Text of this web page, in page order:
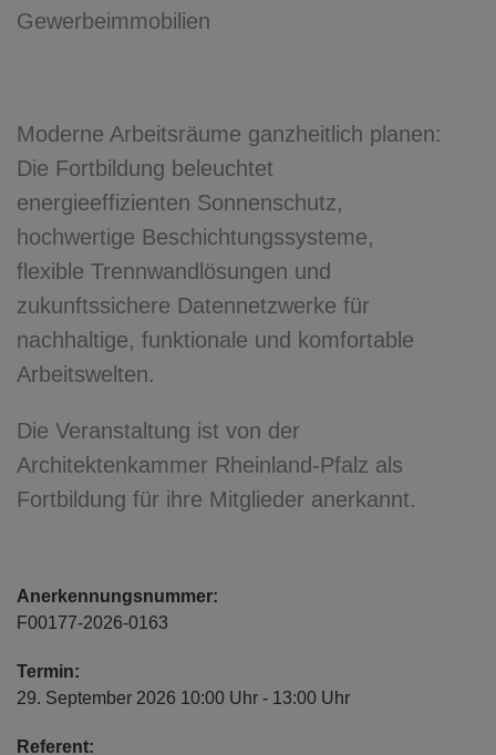
Gewerbeimmobilien
Moderne Arbeitsräume ganzheitlich planen:
Die Fortbildung beleuchtet
energieeffizienten Sonnenschutz,
hochwertige Beschichtungssysteme,
flexible Trennwandlösungen und
zukunftssichere Datennetzwerke für
nachhaltige, funktionale und komfortable
Arbeitswelten.
Die Veranstaltung ist von der
Architektenkammer Rheinland-Pfalz als
Fortbildung für ihre Mitglieder anerkannt.
Anerkennungsnummer:
F00177-2026-0163
Termin:
29. September 2026 10:00 Uhr - 13:00 Uhr
Referent: